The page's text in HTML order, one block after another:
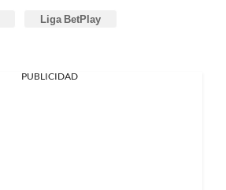
Liga BetPlay
PUBLICIDAD